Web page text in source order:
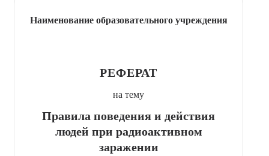
Наименование образовательного учреждения
РЕФЕРАТ
на тему
Правила поведения и действия
людей при радиоактивном
заражении